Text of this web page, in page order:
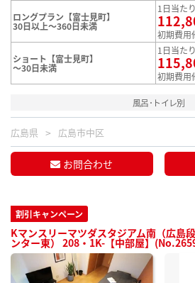
ロングプラン【富士見町】
30日以上～360日未満
1日当た
初期費用
ショート【富士見町】
～30日未満
1日当た
初期費用
風呂･トイレ別
広島県 広島市中区
お問合わせ
割引キャンペーン
Kマンスリーマツダスタジアム南（広島
ンター東） 208・1K-【中部屋】